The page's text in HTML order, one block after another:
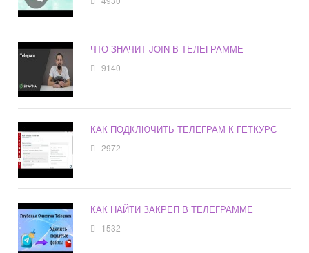
ЧТО ЗНАЧИТ JOIN В ТЕЛЕГРАММЕ
9140
КАК ПОДКЛЮЧИТЬ ТЕЛЕГРАМ К ГЕТКУРС
2972
КАК НАЙТИ ЗАКРЕП В ТЕЛЕГРАММЕ
1532